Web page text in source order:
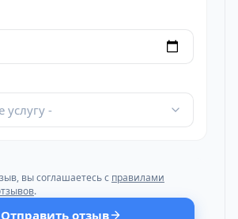
услугу -
вы соглашаетесь с правилами
.
Отправить отзыв